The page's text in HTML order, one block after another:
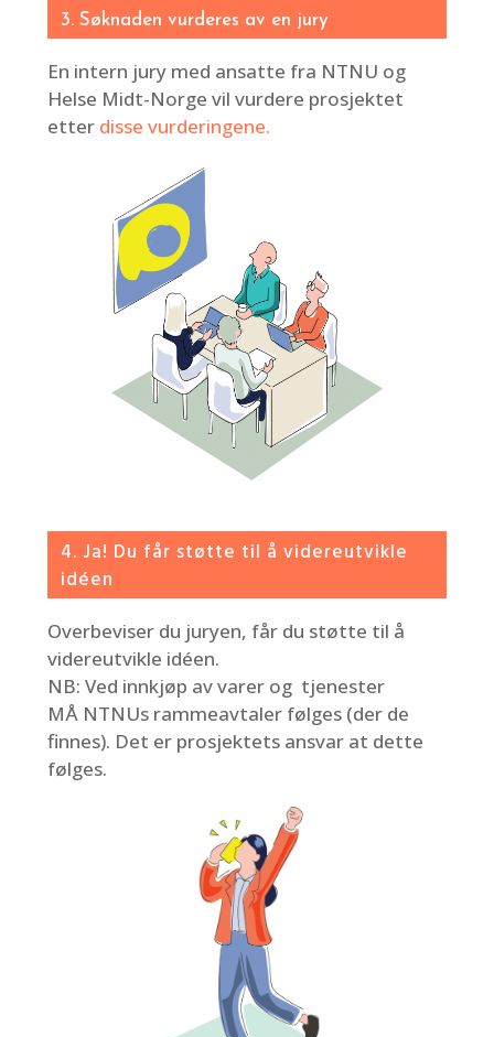
3. Søknaden vurderes av en jury
En intern jury med ansatte fra NTNU og
Helse Midt-Norge vil vurdere prosjektet
etterdisse vurderingene.
4. Ja! Du får støtte til å videreutvikle
idéen
Overbeviser du juryen, får du støtte til å
videreutvikle idéen.
NB: Ved innkjøp av varer og tjenester
MÅ NTNUs rammeavtaler følges (der de
finnes). Det er prosjektets ansvar at dette
følges.